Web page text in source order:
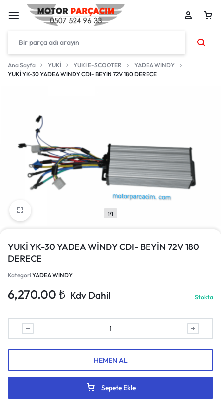
Ana Sayfa YUKİ YUKİ E-SCOOTER
YADEA WİNDY
YUKİ YK-30 YADEA WİNDY CDI- BEYİN 72V 180 DERECE
1/1
YUKİ YK-30 YADEA WİNDY CDI- BEYİN 72V 180
DERECE
Kategori YADEA WİNDY
6,270.00 ₺ Kdv Dahil Stokta
Sepete Ekle
HEMEN AL